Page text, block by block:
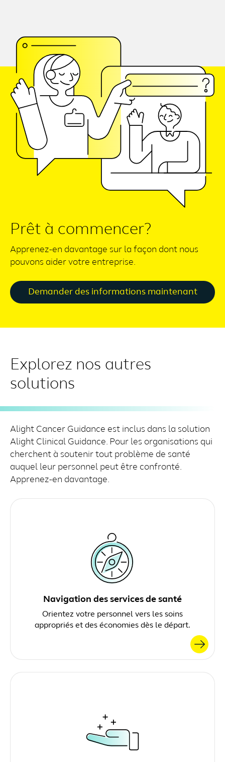
Prêt à commencer?
Apprenez-en davantage sur la façon dont nous
pouvons aider votre entreprise.
Demander des informations maintenant
Explorez nos autres
solutions
Alight Cancer Guidance est inclus dans la solution
Alight Clinical Guidance. Pour les organisations qui
cherchent à soutenir tout problème de santé
auquel leur personnel peut être confronté.
Apprenez-en davantage.
Navigation des services de santé
Orientez votre personnel vers les soins
appropriés et des économies dès le départ.